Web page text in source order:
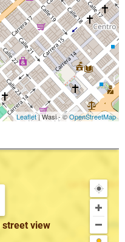
Leaflet| Wasi - ©OpenStreetMap
street view